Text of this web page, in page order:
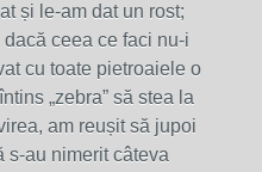
și le-am dat un rost;
ceea ce faci nu-i
cu toate pietroaiele o
„zebra” să stea la
am reușit să jupoi
s-au nimerit câteva